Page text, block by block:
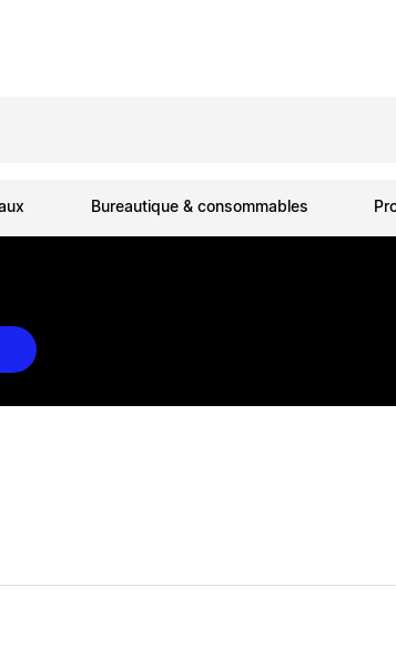
Bureautique & consommables